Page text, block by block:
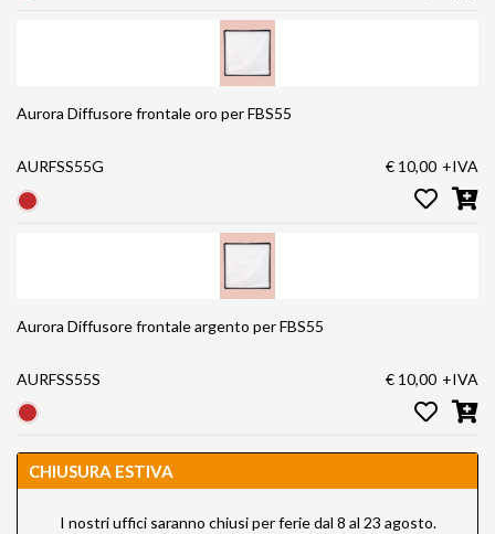
Aurora Diffusore frontale oro per FBS55
AURFSS55G € 10,00 +IVA
Aurora Diffusore frontale argento per FBS55
AURFSS55S € 10,00 +IVA
CHIUSURA ESTIVA
I nostri uffici saranno chiusi per ferie dal 8 al 23 agosto.